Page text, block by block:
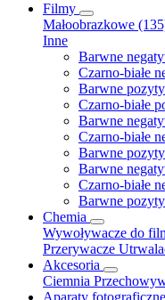
Filmy
Małoobrazkowe
Inne
Barwne
Czarno-białe
Barwne
Czarno-białe
Barwne
Czarno-białe
Barwne
Barwne
Czarno-białe
Barwne
Chemia
Wywoływacze do
Przerywacze
Akcesoria
Ciemnia
Aparaty fotograficzne